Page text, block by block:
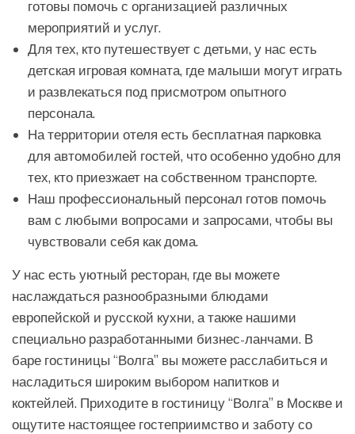
готовы помочь с организацией различных
мероприятий и услуг.
Для тех, кто путешествует с детьми, у нас есть
детская игровая комната, где малыши могут играть
и развлекаться под присмотром опытного
персонала.
На территории отеля есть бесплатная парковка
для автомобилей гостей, что особенно удобно для
тех, кто приезжает на собственном транспорте.
Наш профессиональный персонал готов помочь
вам с любыми вопросами и запросами, чтобы вы
чувствовали себя как дома.
У нас есть уютный ресторан, где вы можете
наслаждаться разнообразными блюдами
европейской и русской кухни, а также нашими
специально разработанными бизнес-ланчами. В
баре гостиницы “Волга” вы можете расслабиться и
насладиться широким выбором напитков и
коктейлей. Приходите в гостиницу “Волга” в Москве и
ощутите настоящее гостеприимство и заботу со